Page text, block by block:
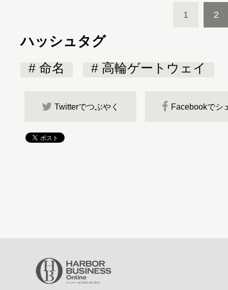
1 2
ハッシュタグ
命名 高輪ゲートウェイ
Twitterでつぶやく Facebookでシ